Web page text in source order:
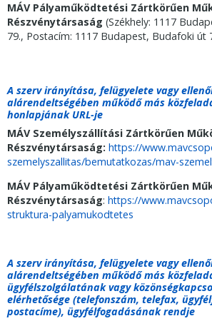
MÁV Pályaműködtetési Zártkörűen
Részvénytársaság (Székhely: 1117
79., Postacím: 1117 Budapest, Budafoki út
A szerv irányítása, felügyelete vagy
alárendeltségében működő más
honlapjának URL-je
MÁV Személyszállítási Zártkörűen
Részvénytársaság: https://
szemelyszallitas/bemutatkozas/mav-
MÁV Pályaműködtetési Zártkörűen
Részvénytársaság: https://
struktura-palyamukodtetes
A szerv irányítása, felügyelete vagy
alárendeltségében működő más
ügyfélszolgálatának vagy
elérhetősége (telefonszám, telefax,
postacíme), ügyfélfogadásának rendje